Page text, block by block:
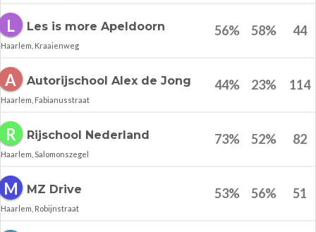
L Les is more Apeldoorn
Haarlem, Kraaienweg
56% 58% 44
A Autorijschool Alex de Jong
Haarlem, Fabianusstraat
44% 23% 114
R Rijschool Nederland
Haarlem, Salomonszegel
73% 52% 82
M MZ Drive
Haarlem, Robijnstraat
53% 56% 51